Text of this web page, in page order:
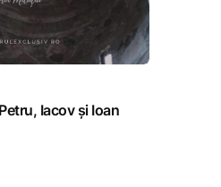
Iacov și Ioan